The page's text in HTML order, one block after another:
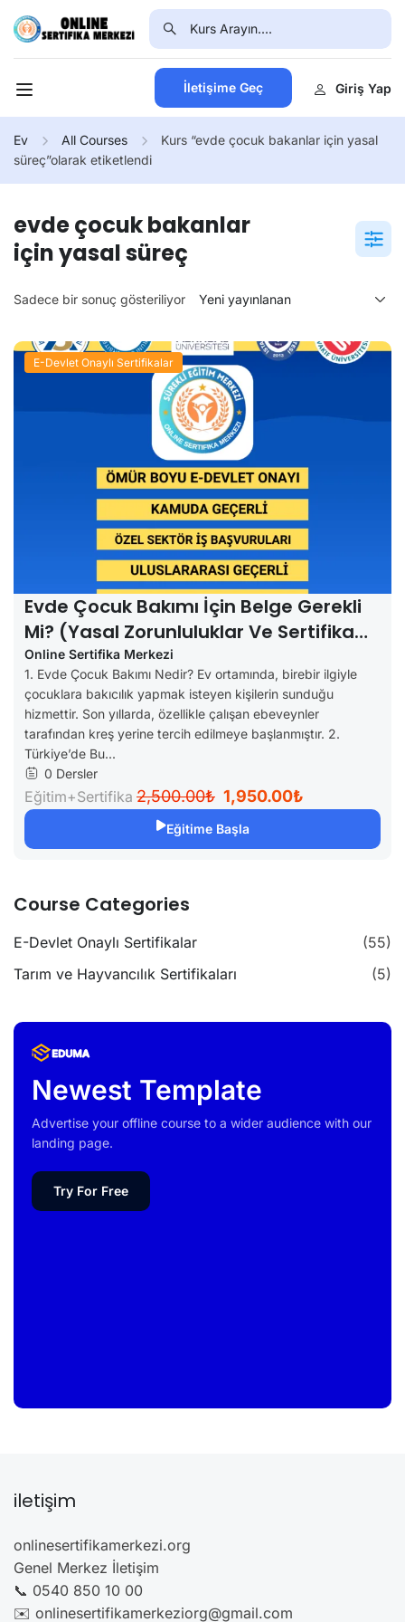
İletişime Geç Giriş Yap
Ev All Courses
Kurs “evde çocuk bakanlar için yasal
süreç”olarak etiketlendi
evde çocuk bakanlar
için yasal süreç
Sadece bir sonuç gösteriliyor
E-Devlet Onaylı Sertifikalar
Evde Çocuk Bakımı İçin Belge Gerekli
Mi? (Yasal Zorunluluklar Ve Sertifika
Rehberi)
Online Sertifika Merkezi
1. Evde Çocuk Bakımı Nedir? Ev ortamında, birebir ilgiyle
çocuklara bakıcılık yapmak isteyen kişilerin sunduğu
hizmettir. Son yıllarda, özellikle çalışan ebeveynler
tarafından kreş yerine tercih edilmeye başlanmıştır. 2.
Türkiye’de Bu...
0 Dersler
Eğitim+Sertifika 2,500.00₺ 1,950.00₺
Eğitime Başla
Course Categories
E-Devlet Onaylı Sertifikalar
(55)
Tarım ve Hayvancılık Sertifikaları
(5)
Newest Template
Advertise your offline course to a wider audience with our
landing page.
Try For Free
iletişim
onlinesertifikamerkezi.org
Genel Merkez İletişim
📞 0540 850 10 00
✉️ onlinesertifikamerkeziorg@gmail.com